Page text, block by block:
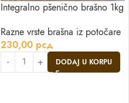
Integralno pšenično brašno 1kg
Razne vrste brašna iz potočare
230,00 рсд
DODAJ U KORPU